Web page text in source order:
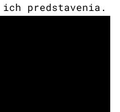
predstavenia.